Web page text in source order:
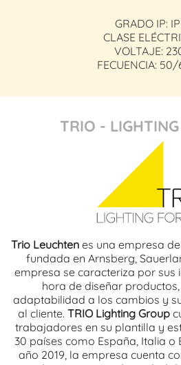
GRADO IP:
CLASE
VOLTAJE:
FECUENCIA:
TRIO -
Trio Leuchten es una empresa
fundada en Arnsberg,
empresa se caracteriza por sus
hora de diseñar
adaptabilidad a los cambios y
al cliente. TRIO Lighting Group
trabajadores en su plantilla y
30 países como España, Italia o
año 2019, la empresa cuenta